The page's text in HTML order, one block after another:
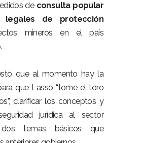
de consulta popular
legales
de protección
mineros en el país
que al momento hay la
que Lasso “tome el toro
clarificar los conceptos y
jurídica al sector
temas básicos que